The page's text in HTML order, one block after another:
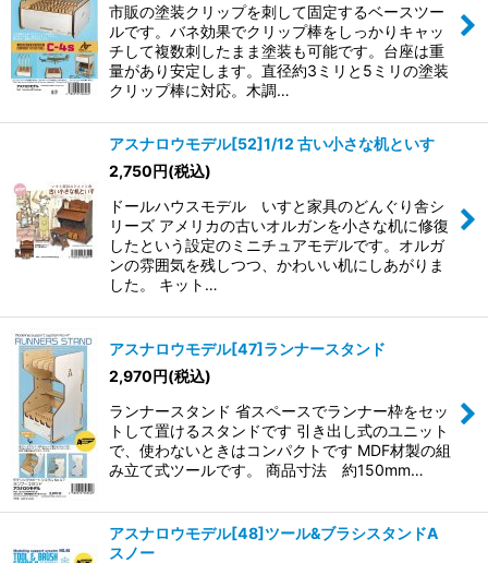
市販の塗装クリップを刺して固定するベースツー
ルです。バネ効果でクリップ棒をしっかりキャッ
チして複数刺したまま塗装も可能です。台座は重
量があり安定します。直径約3ミリと5ミリの塗装
クリップ棒に対応。木調…
アスナロウモデル[52]1/12 古い小さな机といす
2,750円(税込)
ドールハウスモデル いすと家具のどんぐり舎シ
リーズ アメリカの古いオルガンを小さな机に修復
したという設定のミニチュアモデルです。オルガ
ンの雰囲気を残しつつ、かわいい机にしあがりま
した。 キット…
アスナロウモデル[47]ランナースタンド
2,970円(税込)
ランナースタンド 省スペースでランナー枠をセッ
トして置けるスタンドです 引き出し式のユニット
で、使わないときはコンパクトです MDF材製の組
み立て式ツールです。 商品寸法 約150mm…
アスナロウモデル[48]ツール&ブラシスタンドA
スノー